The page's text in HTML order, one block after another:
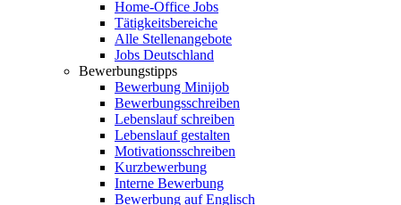
Home-Office Jobs
Tätigkeitsbereiche
Alle Stellenangebote
Jobs Deutschland
Bewerbungstipps
Bewerbung Minijob
Bewerbungsschreiben
Lebenslauf schreiben
Lebenslauf gestalten
Motivationsschreiben
Kurzbewerbung
Interne Bewerbung
Bewerbung auf Englisch